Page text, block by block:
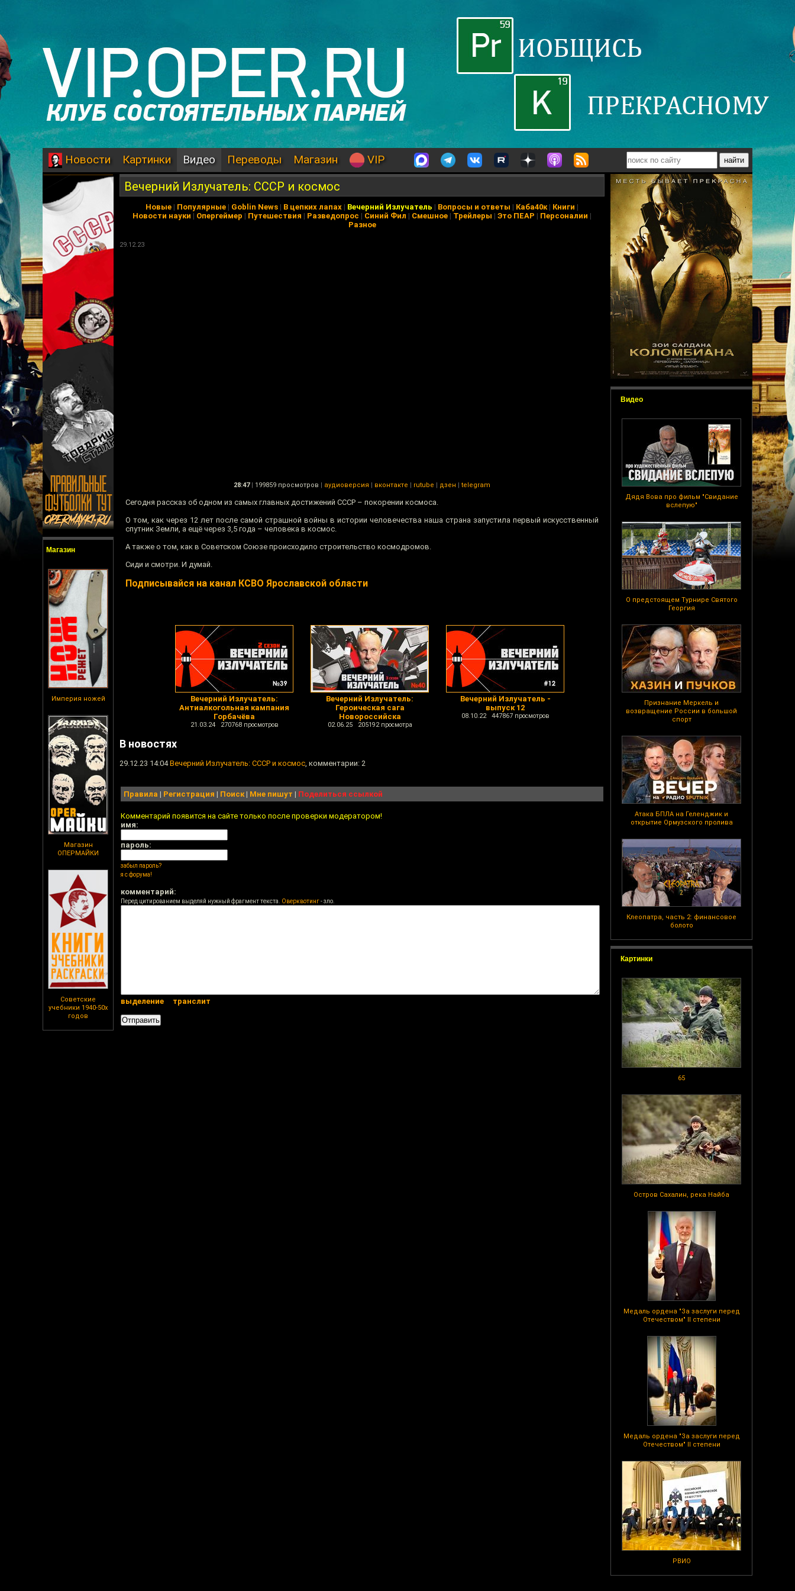
Новости Картинки Видео Переводы Магазин VIP
Магазин
Империя ножей
Магазин
ОПЕРМАЙКИ
Советские
учебники 1940-50х
годов
Видео
Дядя Вова про фильм "Свидание
вслепую"
О предстоящем Турнире Святого
Георгия
Признание Меркель и
возвращение России в большой
спорт
Атака БПЛА на Геленджик и
открытие Ормузского пролива
Клеопатра, часть 2: финансовое
болото
Картинки
65
Остров Сахалин, река Найба
Медаль ордена "За заслуги перед
Отечеством" II степени
Медаль ордена "За заслуги перед
Отечеством" II степени
РВИО
Вечерний Излучатель: СССР и космос
Новые | Популярные | Goblin News | В цепких лапах | Вечерний Излучатель | Вопросы и ответы | Каба40к| Книги |
Новости науки | Опергеймер | Путешествия | Разведопрос | Синий Фил | Смешное | Трейлеры | Это ПЕАР | Персоналии |
Разное
29.12.23
28:47 | 199859 просмотров | аудиоверсия | вконтакте | rutube | дзен | telegram
Сегодня рассказ об одном из самых главных достижений СССР – покорении космоса.
О том, как через 12 лет после самой страшной войны в истории человечества наша страна запустила первый искусственный
спутник Земли, а ещё через 3,5 года – человека в космос.
А также о том, как в Советском Союзе происходило строительство космодромов.
Сиди и смотри. И думай.
Подписывайся на канал КСВО Ярославской области
Вечерний Излучатель:
Антиалкогольная кампания
Горбачёва
21.03.24 270768 просмотров
Вечерний Излучатель:
Героическая сага
Новороссийска
02.06.25 205192 просмотра
Вечерний Излучатель -
выпуск 12
08.10.22 447867 просмотров
В новостях
29.12.23 14:04Вечерний Излучатель: СССР и космос, комментарии: 2
Правила | Регистрация | Поиск| Мне пишут | Поделиться ссылкой
Комментарий появится на сайте только после проверки модератором!
имя:
пароль:
забыл пароль?
я с форума!
комментарий:
Перед цитированием выделяй нужный фрагмент текста. Оверквотинг- зло.
выделение транслит